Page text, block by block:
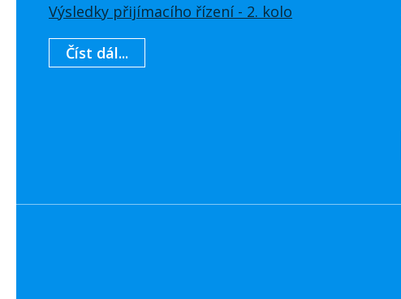
Výsledky přijímacího řízení - 2. kolo
Číst dál...